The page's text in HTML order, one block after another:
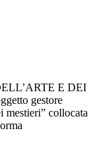
E DEI
gestore
mestieri” collocata